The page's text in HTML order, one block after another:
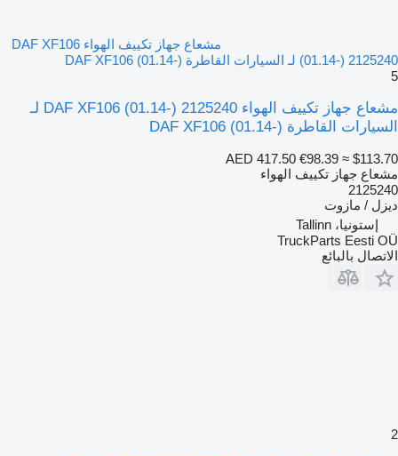
مشعاع جهاز تكييف الهواء DAF XF106
(01.14-) 2125240 لـ السيارات القاطرة DAF XF106 (01.14-)
5
مشعاع جهاز تكييف الهواء DAF XF106 (01.14-) 2125240 لـ
السيارات القاطرة DAF XF106 (01.14-)
AED 417.50 €98.39 ≈ $113.70
مشعاع جهاز تكييف الهواء
2125240
ديزل / مازوت
إستونيا، Tallinn
TruckParts Eesti OÜ
الاتصال بالبائع
2